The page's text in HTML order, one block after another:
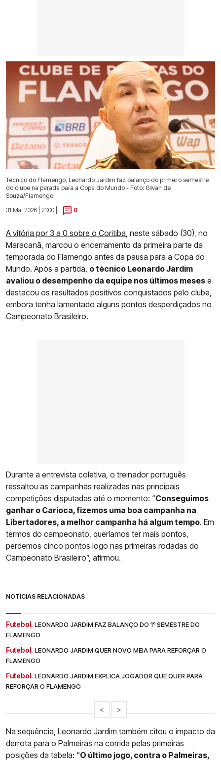
Técnico do Flamengo, Leonardo Jardim faz balanço do primeiro semestre
do clube na parada para a Copa do Mundo - Foto: Gilvan de
Souza/Flamengo
31 Mai 2026 | 21:00 |
0
A vitória por 3 a 0 sobre o Coritiba , neste sábado (30), no
Maracanã, marcou o encerramento da primeira parte da
temporada do Flamengo antes da pausa para a Copa do
Mundo. Após a partida, o técnico Leonardo Jardim
avaliou o desempenho da equipe nos últimos meses e
destacou os resultados positivos conquistados pelo clube,
embora tenha lamentado alguns pontos desperdiçados no
Campeonato Brasileiro.
Durante a entrevista coletiva, o treinador português
ressaltou as campanhas realizadas nas principais
competições disputadas até o momento: “Conseguimos
ganhar o Carioca, fizemos uma boa campanha na
Libertadores, a melhor campanha há algum tempo. Em
termos do campeonato, queríamos ter mais pontos,
perdemos cinco pontos logo nas primeiras rodadas do
Campeonato Brasileiro”, afirmou.
NOTÍCIAS RELACIONADAS
Futebol. LEONARDO JARDIM FAZ BALANÇO DO 1º SEMESTRE DO
FLAMENGO
Futebol. LEONARDO JARDIM QUER NOVO MEIA PARA REFORÇAR O
FLAMENGO
Futebol. LEONARDO JARDIM EXPLICA JOGADOR QUE QUER PARA
REFORÇAR O FLAMENGO
< >
Na sequência, Leonardo Jardim também citou o impacto da
derrota para o Palmeiras na corrida pelas primeiras
posições da tabela: “O último jogo, contra o Palmeiras,